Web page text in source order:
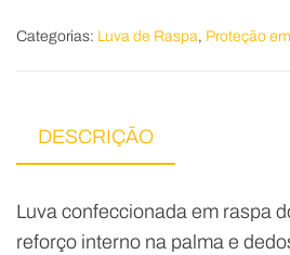
Categorias: Luva de Raspa, Proteção
DESCRIÇÃO
Luva confeccionada em raspa
reforço interno na palma e